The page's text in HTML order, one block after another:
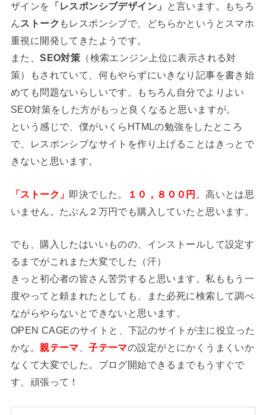
ザインを 「レスポンシブデザイン」
と言います。もちろ
んストーク もレスポンシブで、どちらかというとスマホ
重視に開発してきたようです。
また、SEO対策 （検索エンジン上位に表示される対
策）もされていて、何もやらずにいきなり記事を書き始
めても問題ないらしいです。もちろん自分でよりよい
SEO対策をした方がもっと良くなると思いますが。
という感じで、僕がいくらHTMLの勉強をしたところ
で、レスポンシブなサイトを作り上げることはきっとで
きないと思います。
「ストーク」 即決でした。 １０，８００円 。高いとは思
いません。たぶん２万円でも購入していたと思います。
でも、購入したはいいものの、インストールして設定す
るまでがこれまた大変でした（汗）
きっと初心者の皆さん苦労すると思います。私ももう一
度やってと頼まれたとしても、また必死に検索して調べ
ながらやらないとできないと思います。
OPEN CAGEのサイトと、下記のサイトが主に役立った
かな。親テーマ 、子テーマの設定がとにかくうまくいか
なくて大変でした。ブログ開始できるまでもうすぐで
す、頑張って！